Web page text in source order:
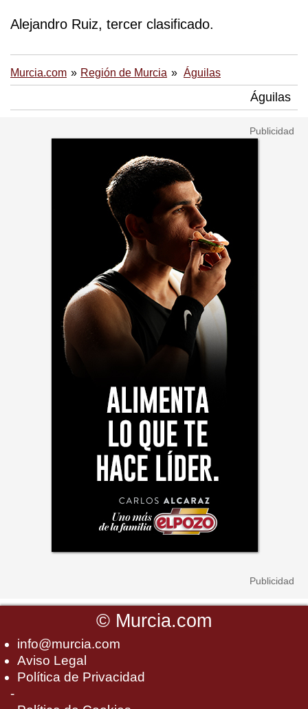
Alejandro Ruiz, tercer clasificado.
Murcia.com Región de Murcia Águilas
Águilas
© Murcia.com
info@murcia.com
Aviso Legal
Política de Privacidad
-